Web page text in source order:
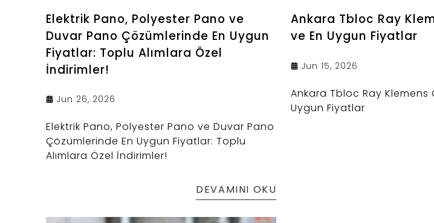
Elektrik Pano, Polyester Pano ve
Duvar Pano Çözümlerinde En Uygun
Fiyatlar: Toplu Alımlara Özel
İndirimler!
Jun 26, 2026
Elektrik Pano, Polyester Pano ve Duvar Pano
Çözümlerinde En Uygun Fiyatlar: Toplu
Alımlara Özel İndirimler!
DEVAMINI OKU
Ankara Tbloc Ray
ve En Uygun Fiyatlar
Jun 15, 2026
Ankara Tbloc Ray Klemens
Uygun Fiyatlar